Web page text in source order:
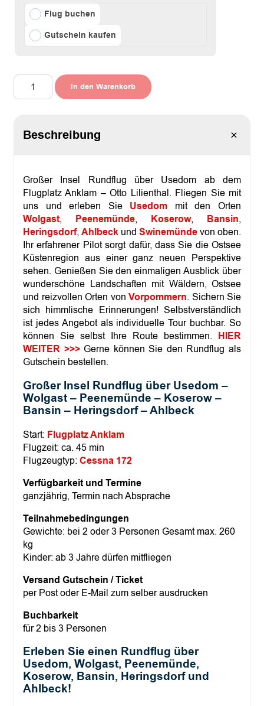
Flug buchen
Gutschein kaufen
R
n
In den Warenkorb
Beschreibung
Großer Insel Rundflug über Usedom ab dem
Flugplatz Anklam – Otto Lilienthal. Fliegen Sie mit
uns und erleben Sie Usedom mit den Orten
Wolgast, Peenemünde, Koserow, Bansin,
Heringsdorf, Ahlbeck und Swinemündevon oben.
Ihr erfahrener Pilot sorgt dafür, dass Sie die Ostsee
Küstenregion aus einer ganz neuen Perspektive
sehen. Genießen Sie den einmaligen Ausblick über
wunderschöne Landschaften mit Wäldern, Ostsee
und reizvollen Orten von Vorpommern. Sichern Sie
sich himmlische Erinnerungen! Selbstverständlich
ist jedes Angebot als individuelle Tour buchbar. So
können Sie selbst Ihre Route bestimmen. HIER
WEITER >>>Gerne können Sie den Rundflug als
Gutschein bestellen.
Großer Insel Rundflug über Usedom –
Wolgast – Peenemünde – Koserow –
Bansin – Heringsdorf – Ahlbeck
Start: Flugplatz Anklam
Flugzeit: ca. 45 min
Flugzeugtyp: Cessna 172
Verfügbarkeit und Termine
ganzjährig, Termin nach Absprache
Teilnahmebedingungen
Gewichte: bei 2 oder 3 Personen Gesamt max. 260
kg
Kinder: ab 3 Jahre dürfen mitfliegen
Versand Gutschein / Ticket
per Post oder E-Mail zum selber ausdrucken
Buchbarkeit
für 2 bis 3 Personen
Erleben Sie einen Rundflug über
Usedom, Wolgast, Peenemünde,
Koserow, Bansin, Heringsdorf und
Ahlbeck!